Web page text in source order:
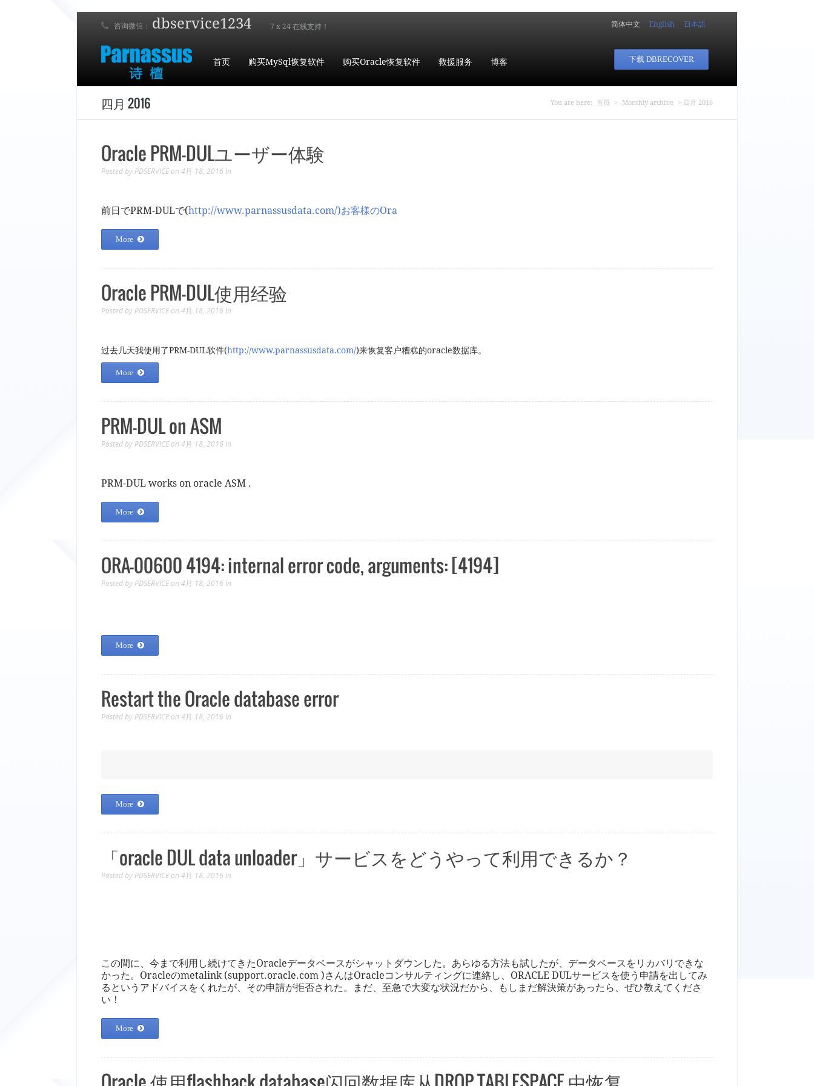
咨询微信： dbservice1234 7 x 24 在线支持！ 简体中文 English 日本語
首页 购买MySql恢复软件 购买Oracle恢复软件 救援服务 博客 下载 DBRECOVER
你在这里
You are here: 首页 > Monthly archive > 四月 2016
四月 2016
Oracle PRM-DULユーザー体験
Posted by PDSERVICE on 4月 18, 2016 In
前日でPRM-DULで(http://www.parnassusdata.com/)お客様のOra
More
Oracle PRM-DUL使用经验
Posted by PDSERVICE on 4月 18, 2016 In
过去几天我使用了PRM-DUL软件(http://www.parnassusdata.com/)来恢复客户糟糕的oracle数据库。
More
PRM-DUL on ASM
Posted by PDSERVICE on 4月 18, 2016 In
PRM-DUL works on oracle ASM .
More
ORA-00600 4194: internal error code, arguments: [4194]
Posted by PDSERVICE on 4月 18, 2016 In
More
Restart the Oracle database error
Posted by PDSERVICE on 4月 18, 2016 In
More
「oracle DUL data unloader」サービスをどうやって利用できるか？
Posted by PDSERVICE on 4月 18, 2016 In
この間に、今まで利用し続けてきたOracleデータベースがシャットダウンした。あらゆる方法も試したが、データベースをリカバリできな
かった。Oracleのmetalink (support.oracle.com )さんはOracleコンサルティングに連絡し、ORACLE DULサービスを使う申請を出してみ
るというアドバイスをくれたが、その申請が拒否された。まだ、至急で大変な状況だから、もしまだ解決策があったら、ぜひ教えてくださ
い！
More